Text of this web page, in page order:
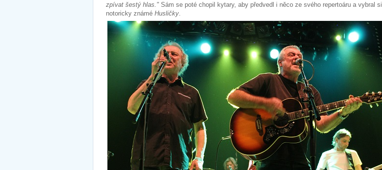
zpívat šestý hlas." Sám se poté chopil kytary, aby předvedl i něco ze svého repertoáru a vybral si
notoricky známé Husličky.